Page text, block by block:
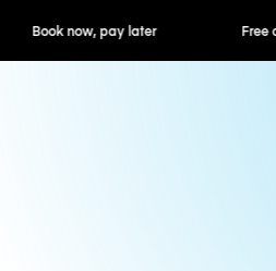
now, pay later Free